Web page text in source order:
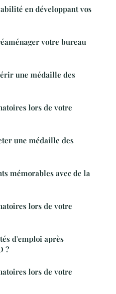
en développant vos
votre bureau
une médaille des
lors de votre
une médaille des
mémorables avec de la
lors de votre
d'emploi après
?
lors de votre